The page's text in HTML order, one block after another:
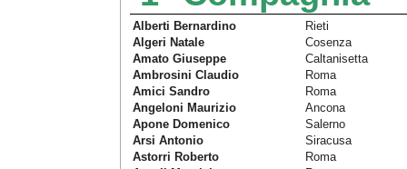
Alberti Bernardino
Rieti
Algeri Natale
Cosenza
Amato Giuseppe
Caltanisetta
Ambrosini Claudio
Roma
Amici Sandro
Roma
Angeloni Maurizio
Ancona
Apone Domenico
Salerno
Arsi Antonio
Siracusa
Astorri Roberto
Roma